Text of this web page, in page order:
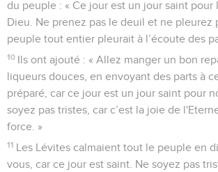
du peuple : « Ce jour est un jour saint pour
Dieu. Ne prenez pas le deuil et ne pleurez
peuple tout entier pleurait à l’écoute des
10 Ils ont ajouté : « Allez manger un bon
liqueurs douces, en envoyant des parts à
préparé, car ce jour est un jour saint pour
soyez pas tristes, car c’est la joie de
force. »
11 Les Lévites calmaient tout le peuple en
vous, car ce jour est saint. Ne soyez pas